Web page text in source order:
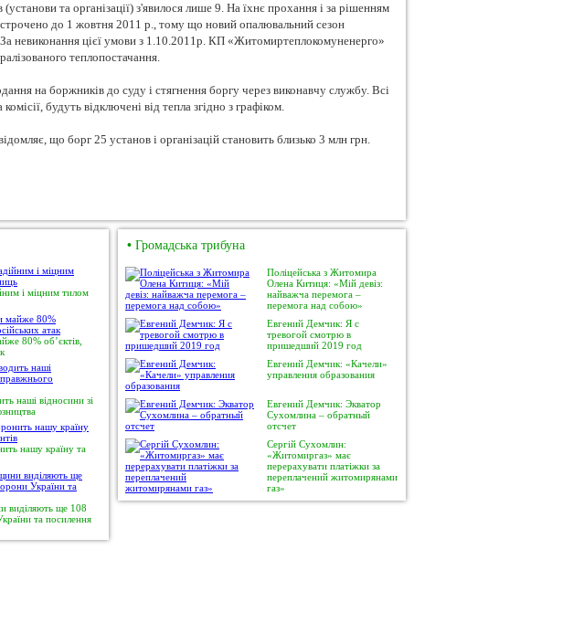
та організації) з'явилося лише 9. На їхнє прохання і за рішенням
до 1 жовтня 2011 р., тому що новий опалювальний сезон
За невиконання цієї умови з 1.10.2011р. КП «Житомиртеплокомуненерго»
теплопостачання.
на боржників до суду і стягнення боргу через виконавчу службу. Всі
будуть відключені від тепла згідно з графіком.
що борг 25 установ і організацій становить близько 3 млн грн.
і міцним тилом
80% об’єктів,
наші відносини зі
нашу країну та
виділяють ще 108
та посилення
• Громадська трибуна
Поліцейська з Житомира
Олена Китиця: «Мій девіз:
найважча перемога –
перемога над собою»
Евгений Демчик: Я с
тревогой смотрю в
пришедший 2019 год
Евгений Демчик: «Качели»
управления образования
Евгений Демчик: Экватор
Сухомлина – обратный
отсчет
Сергій Сухомлин:
«Житомиргаз» має
перерахувати платіжки за
переплачений житомирянами
газ»